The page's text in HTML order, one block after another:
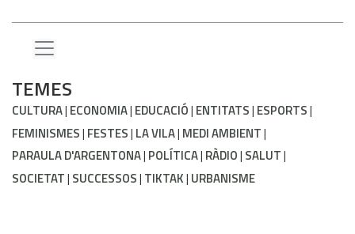
TEMES
CULTURA ECONOMIA EDUCACIÓ ENTITATS ESPORTS
FEMINISMES FESTES LA VILA MEDI AMBIENT
PARAULA D'ARGENTONA POLÍTICA RÀDIO SALUT
SOCIETAT SUCCESSOS TIKTAK URBANISME